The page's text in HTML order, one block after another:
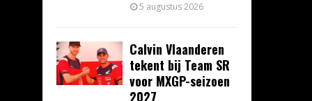
5 augustus 2026
Calvin Vlaanderen
tekent bij Team SR
voor MXGP-seizoen
2027